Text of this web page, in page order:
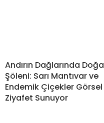
Andırın Dağlarında Doğa
Şöleni: Sarı Mantıvar ve
Endemik Çiçekler Görsel
Ziyafet Sunuyor